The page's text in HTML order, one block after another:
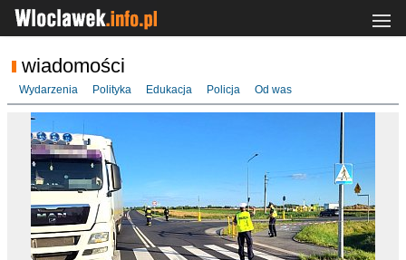
wiadomości
Wydarzenia Polityka Edukacja Policja Od was